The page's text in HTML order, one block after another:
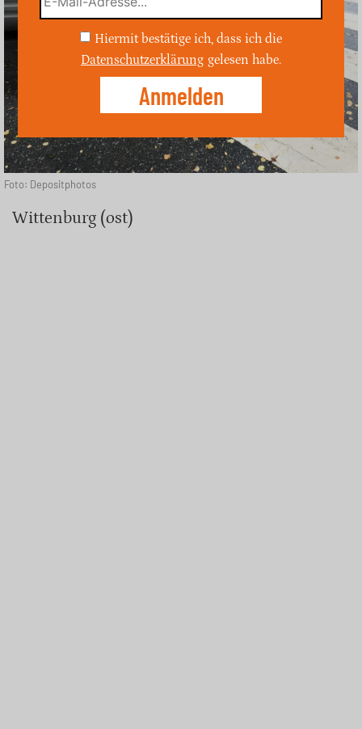
Foto: Depositphotos
Wittenburg (ost)
Hiermit bestätige ich, dass ich die
Datenschutzerklärung gelesen habe.